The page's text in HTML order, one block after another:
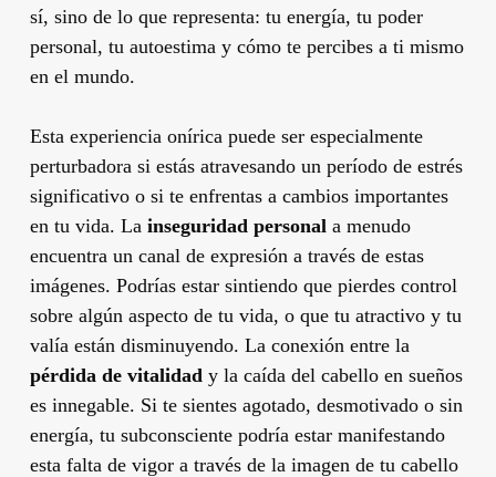
sí, sino de lo que representa: tu energía, tu poder
personal, tu autoestima y cómo te percibes a ti mismo
en el mundo.
Esta experiencia onírica puede ser especialmente
perturbadora si estás atravesando un período de estrés
significativo o si te enfrentas a cambios importantes
en tu vida. La inseguridad personal a menudo
encuentra un canal de expresión a través de estas
imágenes. Podrías estar sintiendo que pierdes control
sobre algún aspecto de tu vida, o que tu atractivo y tu
valía están disminuyendo. La conexión entre la
pérdida de vitalidad y la caída del cabello en sueños
es innegable. Si te sientes agotado, desmotivado o sin
energía, tu subconsciente podría estar manifestando
esta falta de vigor a través de la imagen de tu cabello